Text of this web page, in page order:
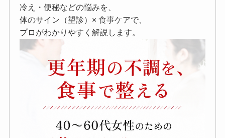
冷え・便秘などの悩みを、
体のサイン（望診）× 食事ケアで、
プロがわかりやすく解説します。